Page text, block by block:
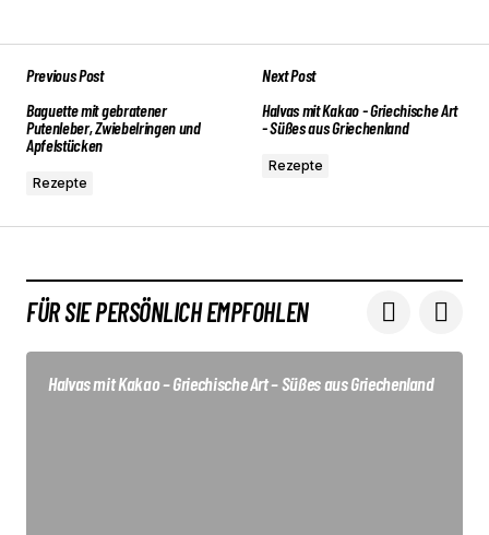
Previous Post
Baguette mit gebratener
Putenleber, Zwiebelringen und
Apfelstücken
Rezepte
Next Post
Halvas mit Kakao - Griechische Art
- Süßes aus Griechenland
Rezepte
FÜR SIE PERSÖNLICH EMPFOHLEN
Halvas mit Kakao – Griechische Art – Süßes aus Griechenland